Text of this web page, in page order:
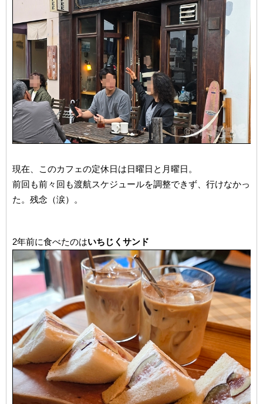
現在、このカフェの定休日は日曜日と月曜日。
前回も前々回も渡航スケジュールを調整できず、行けなかっ
た。残念（涙）。
2年前に食べたのはいちじくサンド